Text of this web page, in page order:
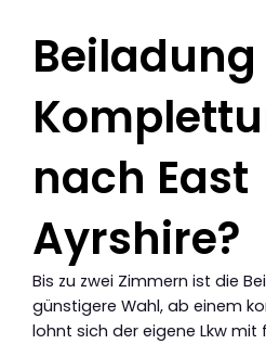
nach East
Ayrshire?
Bis zu zwei Zimmern ist die
günstigere Wahl, ab einem
lohnt sich der eigene Lkw mit